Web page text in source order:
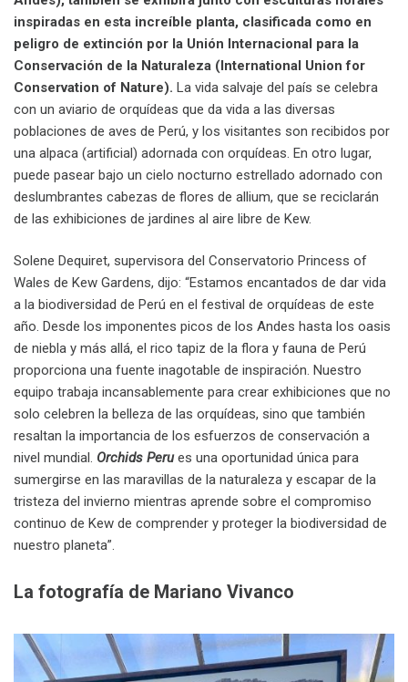
inspiradas en esta increíble planta, clasificada como en
peligro de extinción por la Unión Internacional para la
Conservación de la Naturaleza (International Union for
Conservation of Nature). La vida salvaje del país se celebra
con un aviario de orquídeas que da vida a las diversas
poblaciones de aves de Perú, y los visitantes son recibidos por
una alpaca (artificial) adornada con orquídeas. En otro lugar,
puede pasear bajo un cielo nocturno estrellado adornado con
deslumbrantes cabezas de flores de allium, que se reciclarán
de las exhibiciones de jardines al aire libre de Kew.
Solene Dequiret, supervisora ​​del Conservatorio Princess of
Wales de Kew Gardens, dijo: “Estamos encantados de dar vida
a la biodiversidad de Perú en el festival de orquídeas de este
año. Desde los imponentes picos de los Andes hasta los oasis
de niebla y más allá, el rico tapiz de la flora y fauna de Perú
proporciona una fuente inagotable de inspiración. Nuestro
equipo trabaja incansablemente para crear exhibiciones que no
solo celebren la belleza de las orquídeas, sino que también
resaltan la importancia de los esfuerzos de conservación a
nivel mundial. Orchids Perues una oportunidad única para
sumergirse en las maravillas de la naturaleza y escapar de la
tristeza del invierno mientras aprende sobre el compromiso
continuo de Kew de comprender y proteger la biodiversidad de
nuestro planeta”.
La fotografía de Mariano Vivanco